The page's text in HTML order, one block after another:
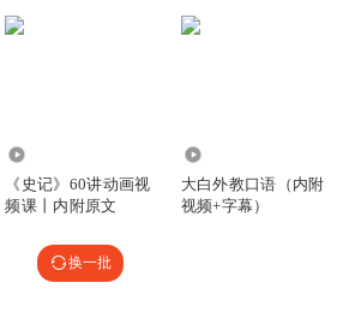
《史记》60讲动画视
频课丨内附原文
大白外教口语（内附
视频+字幕）
换一批